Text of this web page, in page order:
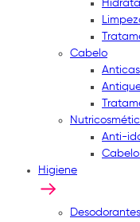
Cabelo
Anti-
Higiene
Desodorantes